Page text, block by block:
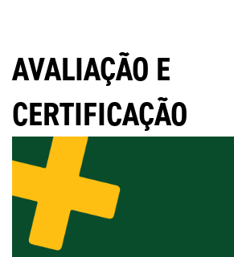
AVALIAÇÃO E
CERTIFICAÇÃO